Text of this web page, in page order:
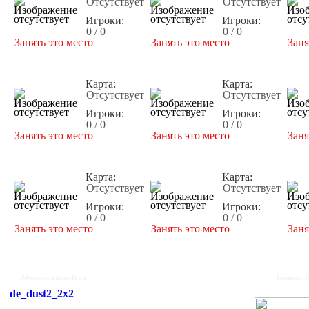
Игроки:
0 / 0
Занять это место
Игроки:
0 / 0
Занять это место
Карта:
Отсутствует
Игроки:
0 / 0
Занять это место
Карта:
Отсутствует
Игроки:
0 / 0
Занять это место
Карта:
Отсутствует
Игроки:
0 / 0
Занять это место
Карта:
Отсутствует
Игроки:
0 / 0
Занять это место
de_dust2_2x2